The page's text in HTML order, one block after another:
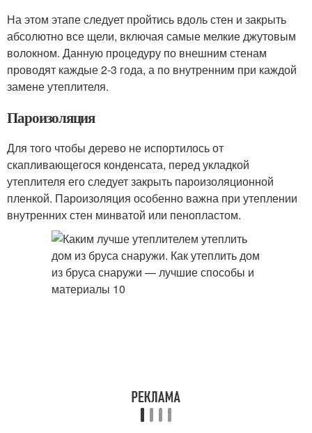
На этом этапе следует пройтись вдоль стен и закрыть
абсолютно все щели, включая самые мелкие джутовым
волокном. Данную процедуру по внешним стенам
проводят каждые 2-3 года, а по внутренним при каждой
замене утеплителя.
Пароизоляция
Для того чтобы дерево не испортилось от
скапливающегося конденсата, перед укладкой
утеплителя его следует закрыть пароизоляционной
пленкой. Пароизоляция особенно важна при утеплении
внутренних стен минватой или пенопластом.